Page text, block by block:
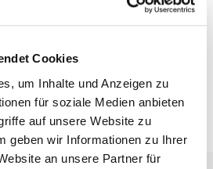
Cookies
um Inhalte und Anzeigen zu
für soziale Medien anbieten
auf unsere Website zu
geben wir Informationen zu Ihrer
an unsere Partner für